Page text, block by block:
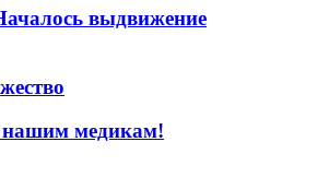
выдвижение
медикам!